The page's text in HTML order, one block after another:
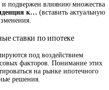
подвержен влиянию множества
к… (вставить актуальную
ставки по ипотеке
под воздействием
факторов. Понимание этих
на рынке ипотечного
решения.